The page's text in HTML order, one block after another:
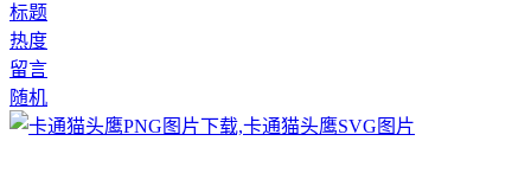
标题
热度
留言
随机